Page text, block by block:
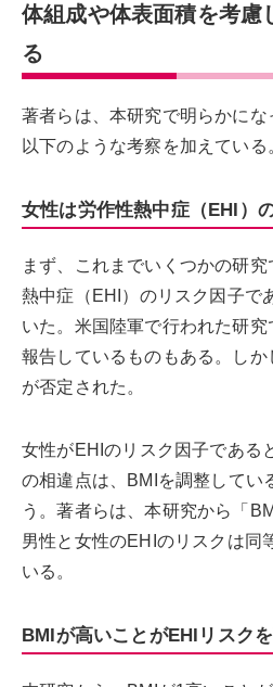
体組成や体表面積を考慮
る
著者らは、本研究で明らかにな
以下のような考察を加えている
女性は労作性熱中症（EHI）
まず、これまでいくつかの研
熱中症（EHI）のリスク因子で
いた。米国陸軍で行われた研
報告しているものもある。し
が否定された。
女性がEHIのリスク因子である
の相違点は、BMIを調整してい
う。著者らは、本研究から「
男性と女性のEHIのリスクは同
いる。
BMIが高いことがEHIリスク